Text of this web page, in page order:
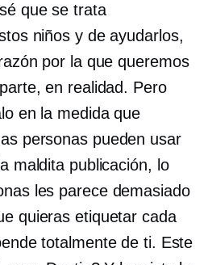
que se trata
niños y de ayudarlos,
por la que queremos
en realidad. Pero
en la medida que
personas pueden usar
maldita publicación, lo
les parece demasiado
quieras etiquetar cada
totalmente de ti. Este